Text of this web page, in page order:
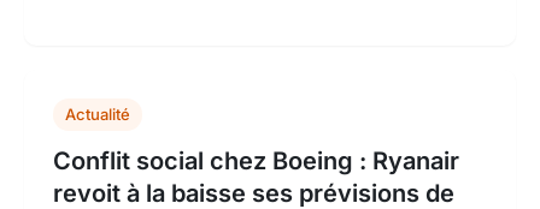
Actualité
Conflit social chez Boeing : Ryanair
revoit à la baisse ses prévisions de